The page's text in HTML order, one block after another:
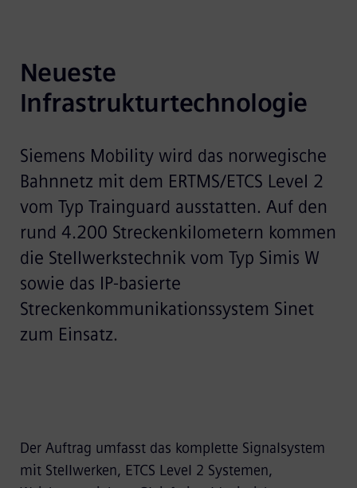
Neueste
Infrastrukturtechnologie
Siemens Mobility wird das norwegische
Bahnnetz mit dem ERTMS/ETCS Level 2
vom Typ Trainguard ausstatten. Auf den
rund 4.200 Streckenkilometern kommen
die Stellwerkstechnik vom Typ Simis W
sowie das IP-basierte
Streckenkommunikationssystem Sinet
zum Einsatz.
Der Auftrag umfasst das komplette Signalsystem
mit Stellwerken, ETCS Level 2 Systemen,